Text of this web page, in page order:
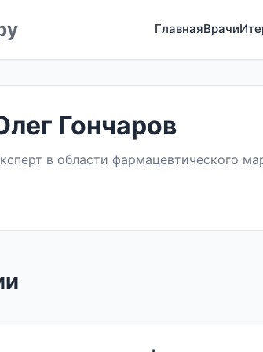
ГлавнаяВрачи
Гончаров
в области фармацевтического